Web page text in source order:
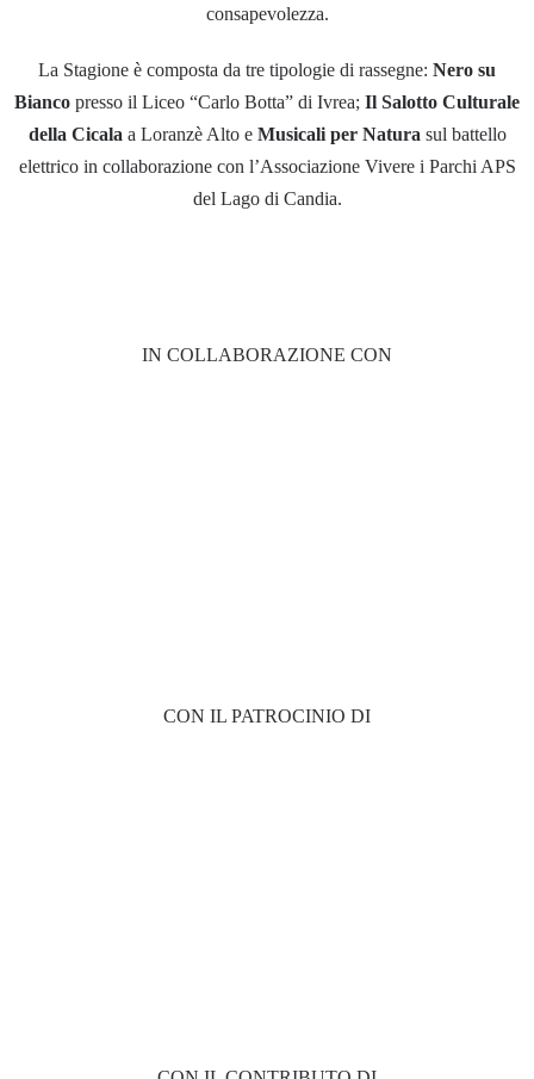
consapevolezza.
La Stagione è composta da tre tipologie di rassegne: Nero su
Bianco presso il Liceo “Carlo Botta” di Ivrea; Il Salotto Culturale
della Cicala a Loranzè Alto e Musicali per Natura sul battello
elettrico in collaborazione con l’Associazione Vivere i Parchi APS
del Lago di Candia.
IN COLLABORAZIONE CON
CON IL PATROCINIO DI